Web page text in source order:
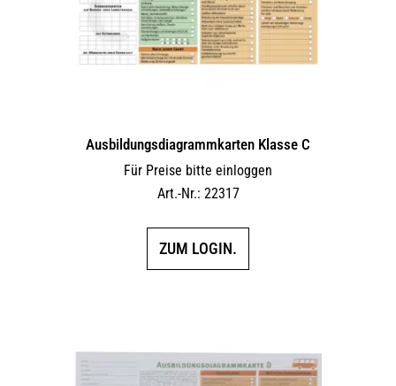
Ausbildungs­dia­gramm­karten Klasse C
Für Preise bitte einloggen
Art.-Nr.: 22317
ZUM LOGIN.